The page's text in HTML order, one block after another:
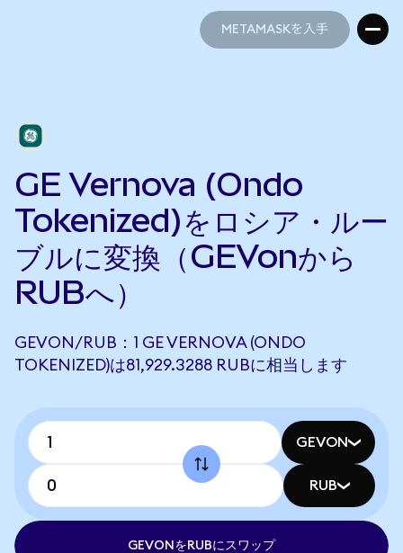
METAMASKを入手
GE Vernova (Ondo
Tokenized)をロシア・ルー
ブルに変換（GEVonから
RUBへ）
GEVON/RUB：1 GE VERNOVA (ONDO
TOKENIZED)は81,929.3288 RUBに相当します
GEVON
RUB
GEVONをRUBにスワップ